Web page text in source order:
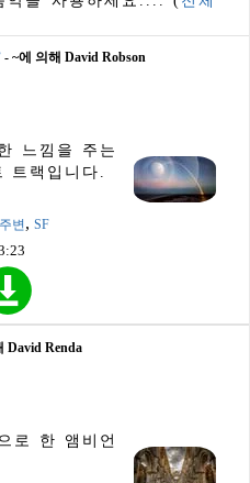
- ~에 의해 David Robson
느낌을 주는
트랙입니다.
주변 , SF
David Renda
로 한 앰비언